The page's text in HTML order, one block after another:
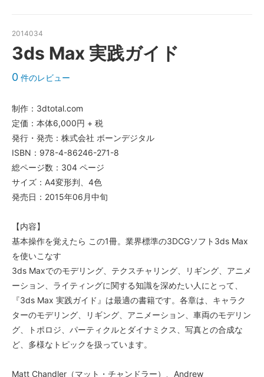
2014034
3ds Max 実践ガイド
0 件のレビュー
制作：3dtotal.com
定価：本体6,000円 + 税
発行・発売：株式会社 ボーンデジタル
ISBN：978-4-86246-271-8
総ページ数：304 ページ
サイズ：A4変形判、4色
発売日：2015年06月中旬
【内容】
基本操作を覚えたら この1冊。業界標準の3DCGソフト3ds Max
を使いこなす
3ds Maxでのモデリング、テクスチャリング、リギング、アニメ
ーション、ライティングに関する知識を深めたい人にとって、
『3ds Max 実践ガイド』は最適の書籍です。各章は、キャラク
ターのモデリング、リギング、アニメーション、車両のモデリン
グ、トポロジ、パーティクルとダイナミクス、写真との合成な
ど、多様なトピックを扱っています。
Matt Chandler（マット・チャンドラー）、Andrew